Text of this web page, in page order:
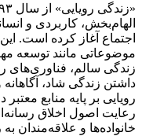
الهام‌بخش، کاربردی و
اجتماع آغاز کرده است.
موضوعاتی مانند توسعه
زندگی سالم، فناوری‌های
داشتن زندگی شاد،
رویایی بر پایه منابع
رعایت اصول اخلاق
خانواده‌ها و علاقه‌مندان